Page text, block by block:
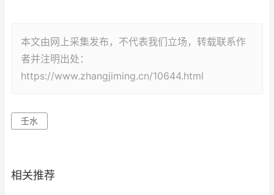
本文由网上采集发布，不代表我们立场，转载联系作
者并注明出处：
https://www.zhangjiming.cn/10644.html
壬水
相关推荐